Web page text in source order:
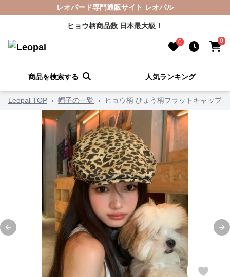
レオパード専門通販サイト レオパル
ヒョウ柄商品数 日本最大級！
0 0
商品を検索する 人気ランキング
Leopal TOP › 帽子の一覧 › ヒョウ柄 ひょう柄フラットキャップ
Previous slide